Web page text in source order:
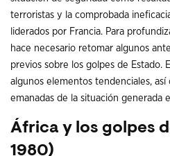
terroristas y la comprobada
liderados por Francia. Para
hace necesario retomar algunos
previos sobre los golpes de Estado.
algunos elementos tendenciales, así
emanadas de la situación generada
África y los golpes
1980)